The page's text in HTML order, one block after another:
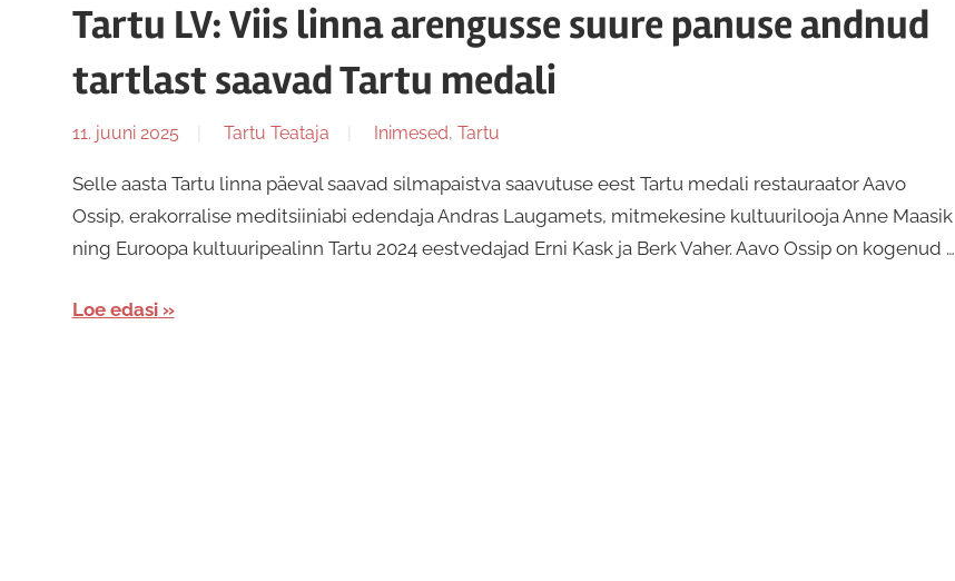
Tartu LV: Viis linna arengusse suure panuse andnud
tartlast saavad Tartu medali
11. juuni 2025 Tartu Teataja Inimesed, Tartu
Selle aasta Tartu linna päeval saavad silmapaistva saavutuse eest Tartu medali restauraator Aavo
Ossip, erakorralise meditsiiniabi edendaja Andras Laugamets, mitmekesine kultuurilooja Anne Maasik
ning Euroopa kultuuripealinn Tartu 2024 eestvedajad Erni Kask ja Berk Vaher. Aavo Ossip on kogenud …
Loe edasi